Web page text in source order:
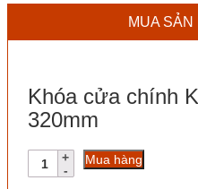
MUA
Khóa cửa chính
320mm
Khóa
cửa
Mua hàng